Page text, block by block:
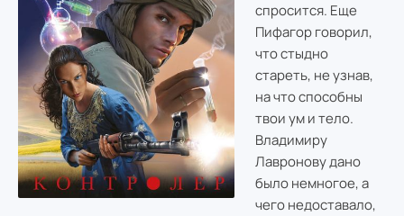
спросится. Еще
Пифагор говорил,
что стыдно
стареть, не узнав,
на что способны
твои ум и тело.
Владимиру
Лавронову дано
было немногое, а
чего недоставало,